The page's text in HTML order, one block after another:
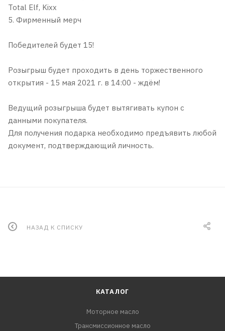
Total Elf, Kixx
5. Фирменный мерч
Победителей будет 15!
Розыгрыш будет проходить в день торжественного
открытия - 15 мая 2021 г. в 14:00 - ждём!
Ведущий розыгрыша будет вытягивать купон с
данными покупателя.
Для получения подарка необходимо предъявить любой
документ, подтверждающий личность.
НАЗАД К СПИСКУ
КАТАЛОГ
Моторное масло
Трансмиссионное масло